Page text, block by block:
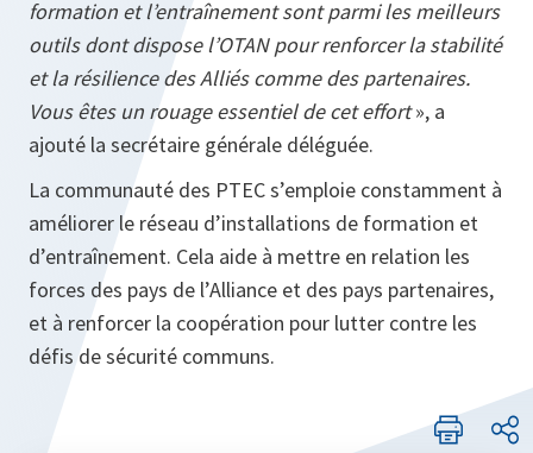
formation et l’entraînement sont parmi les meilleurs
outils dont dispose l’OTAN pour renforcer la stabilité
et la résilience des Alliés comme des partenaires.
Vous êtes un rouage essentiel de cet effort», a
ajouté la secrétaire générale déléguée.
La communauté des PTEC s’emploie constamment à
améliorer le réseau d’installations de formation et
d’entraînement. Cela aide à mettre en relation les
forces des pays de l’Alliance et des pays partenaires,
et à renforcer la coopération pour lutter contre les
défis de sécurité communs.